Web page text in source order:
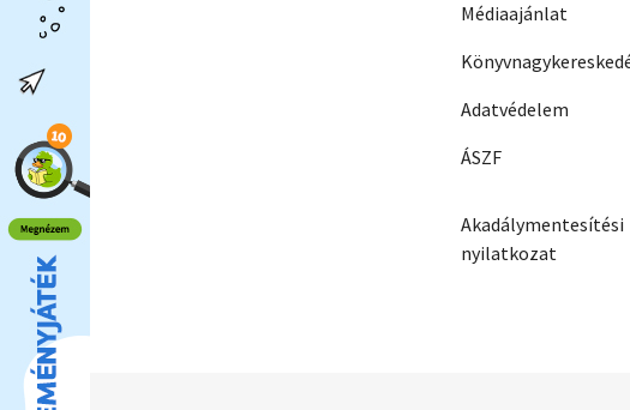
Médiaajánlat
Adatvédelem
ÁSZF
Akadálymentesítési
nyilatkozat